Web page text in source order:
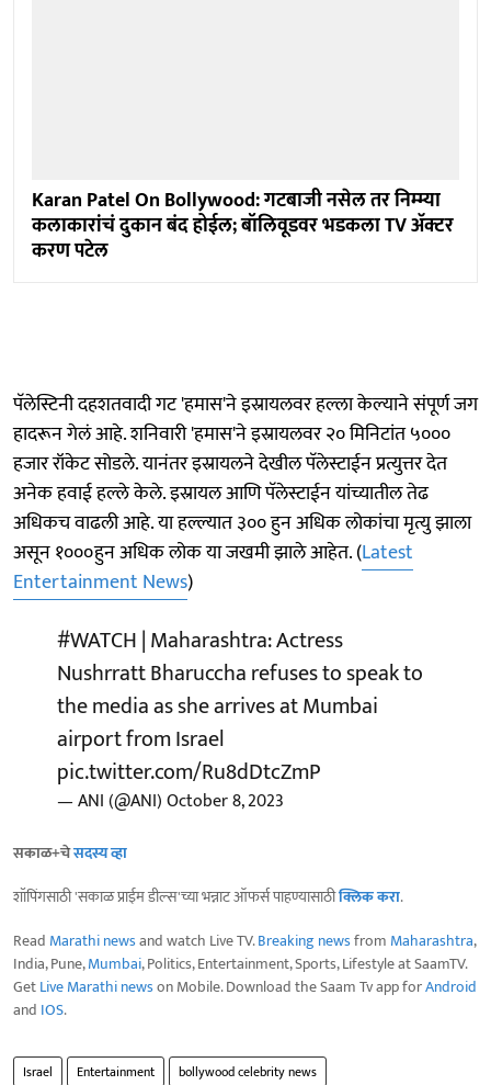
Karan Patel On Bollywood: गटबाजी नसेल तर निम्म्या
कलाकारांचं दुकान बंद होईल; बॉलिवूडवर भडकला TV अ‍ॅक्टर
करण पटेल
पॅलेस्टिनी दहशतवादी गट 'हमास'ने इस्रायलवर हल्ला केल्याने संपूर्ण जग
हादरून गेलं आहे. शनिवारी 'हमास'ने इस्रायलवर २० मिनिटांत ५०००
हजार रॉकेट सोडले. यानंतर इस्रायलने देखील पॅलेस्टाईन प्रत्युत्तर देत
अनेक हवाई हल्ले केले. इस्रायल आणि पॅलेस्टाईन यांच्यातील तेढ
अधिकच वाढली आहे. या हल्ल्यात ३०० हुन अधिक लोकांचा मृत्यु झाला
असून १०००हुन अधिक लोक या जखमी झाले आहेत. (Latest
Entertainment News)
#WATCH| Maharashtra: Actress
Nushrratt Bharuccha refuses to speak to
the media as she arrives at Mumbai
airport from Israel
pic.twitter.com/Ru8dDtcZmP
— ANI (@ANI)October 8, 2023
सकाळ+चेसदस्य व्हा
शॉपिंगसाठी 'सकाळ प्राईम डील्स'च्या भन्नाट ऑफर्स पाहण्यासाठीक्लिक करा.
Read Marathi newsand watch Live TV.Breaking newsfrom Maharashtra,
India, Pune,Mumbai, Politics, Entertainment, Sports, Lifestyle at SaamTV.
GetLive Marathi newson Mobile. Download the Saam Tv app forAndroid
and IOS.
Israel Entertainment bollywood celebrity news